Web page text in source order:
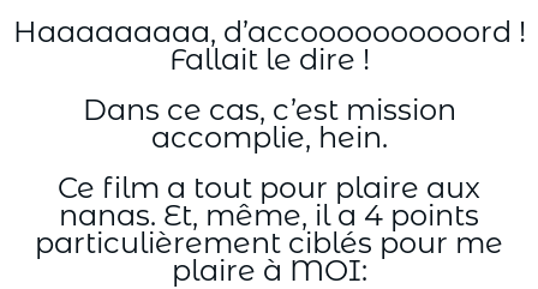
Haaaaaaaaa, d’accoooooooooord !
Fallait le dire !
Dans ce cas, c’est mission
accomplie, hein.
Ce film a tout pour plaire aux
nanas. Et, même, il a 4 points
particulièrement ciblés pour me
plaire à MOI: